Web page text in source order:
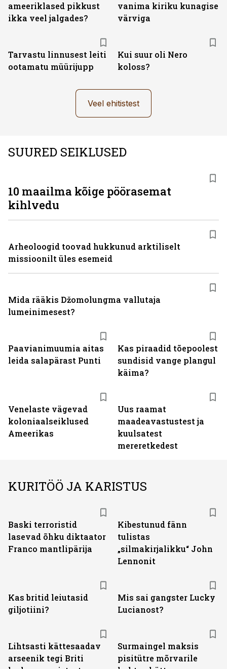
ameeriklased pikkust
ikka veel jalgades?
vanima kiriku kunagise
värviga
Tarvastu linnusest leiti
ootamatu müürijupp
Kui suur oli Nero
koloss?
Veel ehitistest
SUURED SEIKLUSED
Paavianimuumia aitas
leida salapärast Punti
Kas piraadid tõepoolest
sundisid vange plangul
käima?
Venelaste vägevad
koloniaalseiklused
Ameerikas
Uus raamat
maadeavastustest ja
kuulsatest
mereretkedest
10 maailma kõige pöörasemat
kihlvedu
Arheoloogid toovad hukkunud arktiliselt
missioonilt üles esemeid
Mida rääkis Džomolungma vallutaja
lumeinimesest?
KURITÖÖ JA KARISTUS
Baski terroristid
lasevad õhku diktaator
Franco mantlipärija
Kibestunud fänn
tulistas
„silmakirjalikku“ John
Lennonit
Kas britid leiutasid
giljotiini?
Mis sai gangster Lucky
Lucianost?
Lihtsasti kättesaadav
arseenik tegi Briti
Surmaingel maksis
pisitütre mõrvarile